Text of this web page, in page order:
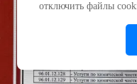
отключить файлы